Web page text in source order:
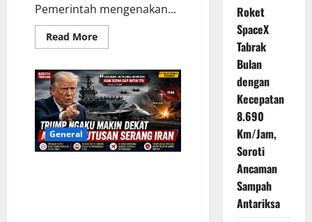
Pemerintah mengenakan...
Read MoreRead
more
Terapkan
Tarif
Baru,
Usaha
Kecil
Mengajukan
Gugatan
ke
Pengadilan
General
Roket
SpaceX
Tabrak
Bulan
dengan
Kecepatan
8.690
Km/Jam,
Soroti
Ancaman
Sampah
Antariksa